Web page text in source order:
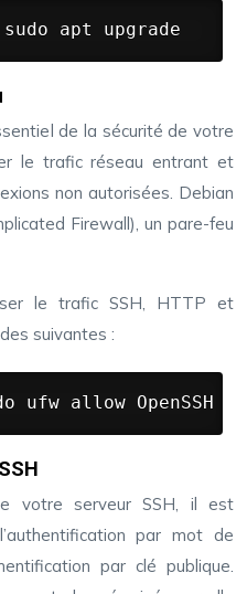
apt upgrade
de la sécurité de votre
le trafic réseau entrant et
non autorisées. Debian
Firewall), un pare-feu
le trafic SSH, HTTP et
suivantes :
ufw allow
votre serveur SSH, il est
par mot de
par clé publique.